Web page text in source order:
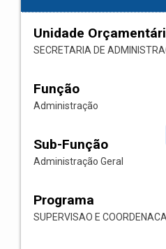
Unidade
SECRETARIA DE
Função
Administração
Sub-Função
Administração Geral
Programa
SUPERVISAO E